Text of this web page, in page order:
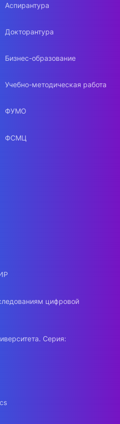
Аспирантура
Докторантура
Бизнес-образование
Учебно-методическая работа
ФУМО
ФСМЦ
цифровой
Серия: